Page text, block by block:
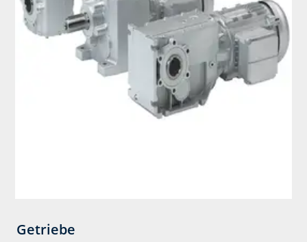
Getriebe